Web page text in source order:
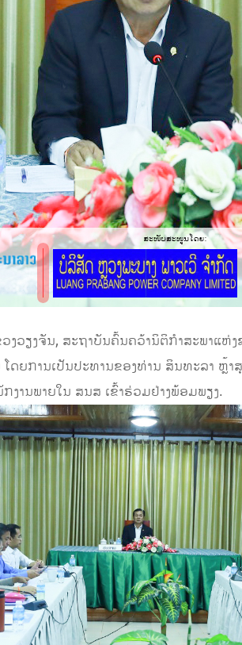
ງວຽງຈັນ, ສະຖາບັນຄົ້ນຄວ້ານິຕິກໍາສະພາແ
ດຍການເປັນປະທານຂອງທ່ານ ສິນທະລາ
ານພາຍໃນ ສນສ ເຂົ້າຮ່ວມຢ່າງພ້ອມພຽງ.